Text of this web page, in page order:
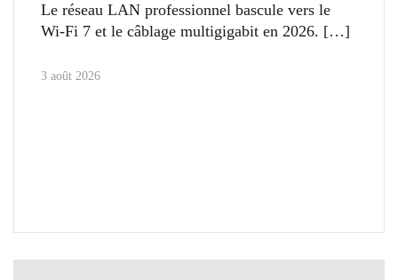
Le réseau LAN professionnel bascule vers le
Wi-Fi 7 et le câblage multigigabit en 2026.
3 août 2026